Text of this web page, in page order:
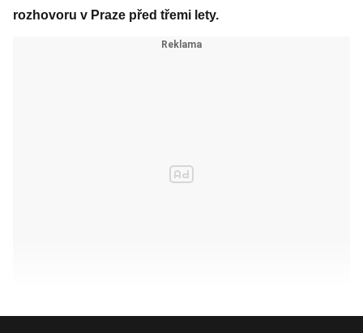
rozhovoru v Praze před třemi lety.